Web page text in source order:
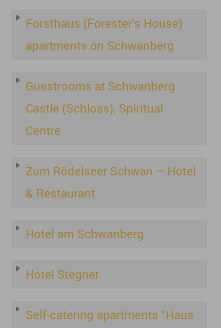
Forsthaus (Forester’s House)
apartments on Schwanberg
Guestrooms at Schwanberg
Castle (Schloss), Spiritual
Centre
Zum Rödelseer Schwan – Hotel
& Restaurant
Hotel am Schwanberg
Hotel Stegner
Self-catering apartments “Haus